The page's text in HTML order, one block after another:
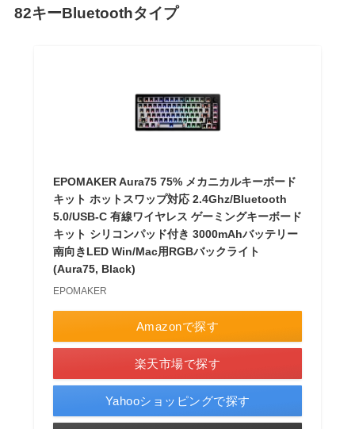
82キーBluetoothタイプ
EPOMAKER Aura75 75% メカニカルキーボード
キット ホットスワップ対応 2.4Ghz/Bluetooth
5.0/USB-C 有線ワイヤレス ゲーミングキーボード
キット シリコンパッド付き 3000mAhバッテリー
南向きLED Win/Mac用RGBバックライト
(Aura75, Black)
EPOMAKER
Amazonで探す
楽天市場で探す
Yahooショッピングで探す